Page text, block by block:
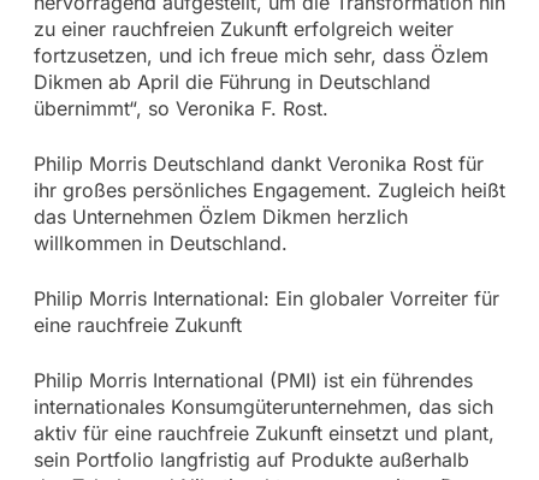
zu einer rauchfreien Zukunft erfolgreich weiter
fortzusetzen, und ich freue mich sehr, dass Özlem
Dikmen ab April die Führung in Deutschland
übernimmt“, so Veronika F. Rost.
Philip Morris Deutschland dankt Veronika Rost für
ihr großes persönliches Engagement. Zugleich heißt
das Unternehmen Özlem Dikmen herzlich
willkommen in Deutschland.
Philip Morris International: Ein globaler Vorreiter für
eine rauchfreie Zukunft
Philip Morris International (PMI) ist ein führendes
internationales Konsumgüterunternehmen, das sich
aktiv für eine rauchfreie Zukunft einsetzt und plant,
sein Portfolio langfristig auf Produkte außerhalb